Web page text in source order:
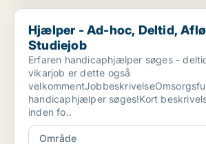
Hjælper - Ad-hoc, Deltid, Afløsning,
Hjælper - Ad-hoc, Deltid,
Studiejob
Erfaren handicaphjælper søges -
vikarjob er dette også
handicaphjælper søges!Kort
inden fo..
Område